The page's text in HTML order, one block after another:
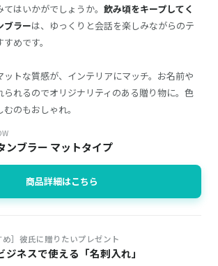
はいかがでしょうか。 飲み頃をキープしてく
ブラーは、ゆっくりと会話を楽しみながらのテ
めです。
ットな質感が、インテリアにマッチ。お名前や
られるのでオリジナリティのある贈り物に。色
のもおしゃれ。
ンブラー マットタイプ
商品詳細はこちら
め］彼氏に贈りたいプレゼント
ネスで使える「名刺入れ」